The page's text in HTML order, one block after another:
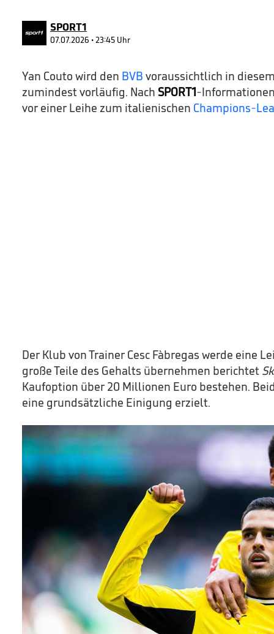
SPORT1
07.07.2026 • 23:45 Uhr
Yan Couto wird den BVB voraussichtlich in
zumindest vorläufig. Nach SPORT1-
vor einer Leihe zum italienischen Champions-
Der Klub von Trainer Cesc Fàbregas werde eine
große Teile des Gehalts übernehmen berichtet
Kaufoption über 20 Millionen Euro bestehen.
eine grundsätzliche Einigung erzielt.